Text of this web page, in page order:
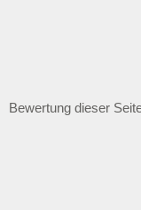
Bewertung dieser